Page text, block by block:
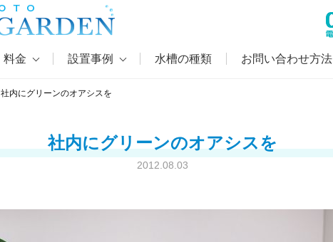
料金 設置事例 水槽の種類 お問い合わせ方法
社内にグリーンのオアシスを
社内にグリーンのオアシスを
2012.08.03